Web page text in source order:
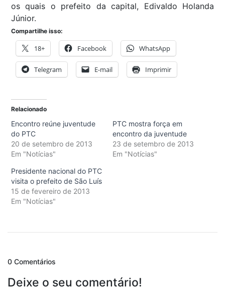
os quais o prefeito da capital, Edivaldo Holanda
Júnior.
Compartilhe isso:
18+ Facebook WhatsApp
Telegram E-mail Imprimir
Relacionado
Encontro reúne juventude
do PTC
20 de setembro de 2013
Em "Notícias"
PTC mostra força em
encontro da juventude
23 de setembro de 2013
Em "Notícias"
Presidente nacional do PTC
visita o prefeito de São Luís
15 de fevereiro de 2013
Em "Notícias"
0 Comentários
Deixe o seu comentário!